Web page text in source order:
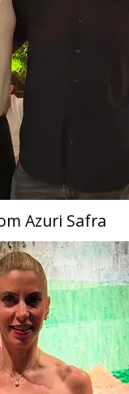
Azuri Safra